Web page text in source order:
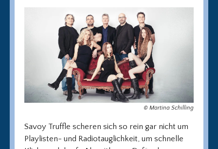
© Martina Schilling
Savoy Truffle scheren sich so rein gar nicht um
Playlisten- und Radiotauglichkeit, um schnelle